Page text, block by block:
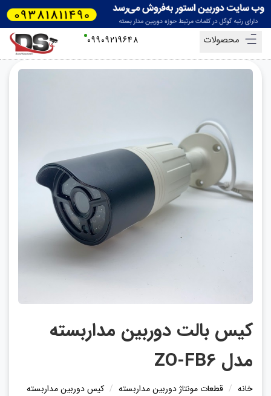
محصولات 09909219648
کیس بالت دوربین مداربسته
مدل ZO-FB6
خانه قطعات مونتاژ دوربین مداربسته
کیس دوربین مداربسته